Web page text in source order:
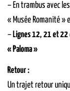
– En trambus avec
« Musée Romanité »
– Lignes 12, 21 et 22
« Paloma »
Retour :
Un trajet retour